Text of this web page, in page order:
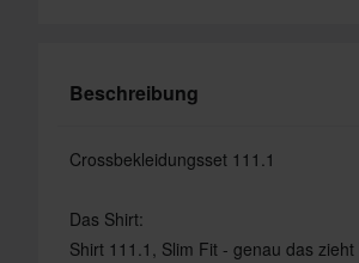
Beschreibung
Crossbekleidungsset 111.1
Das Shirt:
Shirt 111.1, Slim Fit - genau das